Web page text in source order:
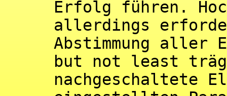
Erfolg führen.
allerdings
Abstimmung aller
but not least
nachgeschaltete